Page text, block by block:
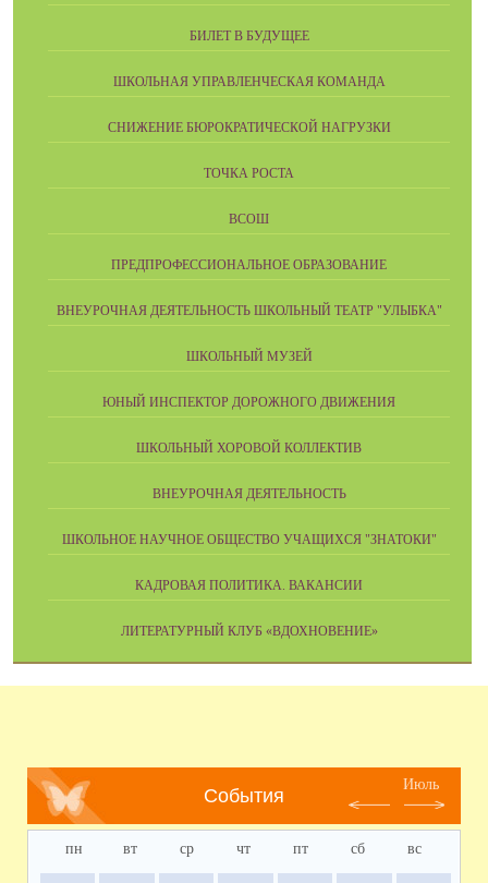
БИЛЕТ В БУДУЩЕЕ
ШКОЛЬНАЯ УПРАВЛЕНЧЕСКАЯ КОМАНДА
СНИЖЕНИЕ БЮРОКРАТИЧЕСКОЙ НАГРУЗКИ
ТОЧКА РОСТА
ВСОШ
ПРЕДПРОФЕССИОНАЛЬНОЕ ОБРАЗОВАНИЕ
ВНЕУРОЧНАЯ ДЕЯТЕЛЬНОСТЬ ШКОЛЬНЫЙ ТЕАТР "УЛЫБКА"
ШКОЛЬНЫЙ МУЗЕЙ
ЮНЫЙ ИНСПЕКТОР ДОРОЖНОГО ДВИЖЕНИЯ
ШКОЛЬНЫЙ ХОРОВОЙ КОЛЛЕКТИВ
ВНЕУРОЧНАЯ ДЕЯТЕЛЬНОСТЬ
ШКОЛЬНОЕ НАУЧНОЕ ОБЩЕСТВО УЧАЩИХСЯ "ЗНАТОКИ"
КАДРОВАЯ ПОЛИТИКА. ВАКАНСИИ
ЛИТЕРАТУРНЫЙ КЛУБ «ВДОХНОВЕНИЕ»
События
Июль
пн вт ср чт пт сб вс